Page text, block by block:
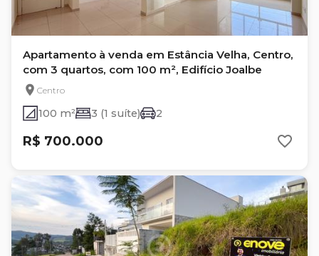
Apartamento à venda em Estância Velha, Centro,
com 3 quartos, com 100 m², Edifício Joalbe
Centro
100 m² 3 (1 suíte) 2
R$ 700.000